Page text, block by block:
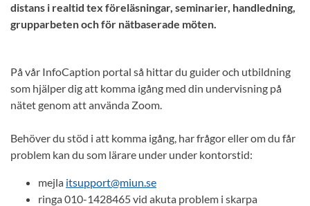
distans i realtid tex föreläsningar, seminarier, handledning,
grupparbeten och för nätbaserade möten.
På vår InfoCaption portal så hittar du guider och utbildning
som hjälper dig att komma igång med din undervisning på
nätet genom att använda Zoom.
Behöver du stöd i att komma igång, har frågor eller om du får
problem kan du som lärare under under kontorstid:
mejla itsupport@miun.se
ringa 010-1428465 vid akuta problem i skarpa